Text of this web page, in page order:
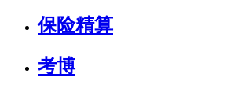
保险精算
考博